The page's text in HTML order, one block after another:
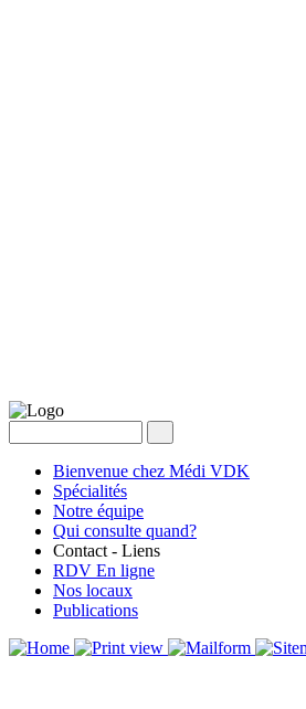
Bienvenue chez Médi VDK
Spécialités
Notre équipe
Qui consulte quand?
Contact - Liens
RDV En ligne
Nos locaux
Publications